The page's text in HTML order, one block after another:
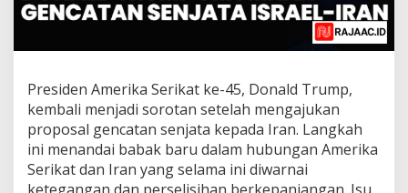
Presiden Amerika Serikat ke-45, Donald Trump,
kembali menjadi sorotan setelah mengajukan
proposal gencatan senjata kepada Iran. Langkah
ini menandai babak baru dalam hubungan Amerika
Serikat dan Iran yang selama ini diwarnai